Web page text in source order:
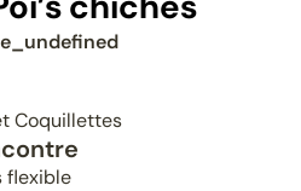
Coquillettes
flexible